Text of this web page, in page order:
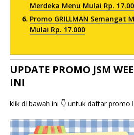
Merdeka Menu Mulai Rp.
Promo GRILLMAN Semangat
Mulai Rp. 17.000
UPDATE PROMO JSM
INI
klik di bawah ini 👇 untuk daftar promo